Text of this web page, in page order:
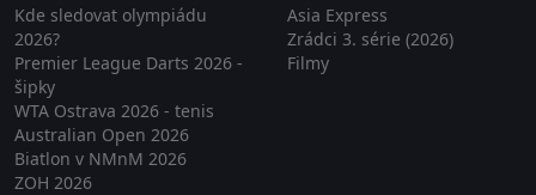
Kde sledovat olympiádu
2026?
Premier League Darts 2026 -
šipky
WTA Ostrava 2026 - tenis
Australian Open 2026
Biatlon v NMnM 2026
ZOH 2026
Asia Express
Zrádci 3. série (2026)
Filmy